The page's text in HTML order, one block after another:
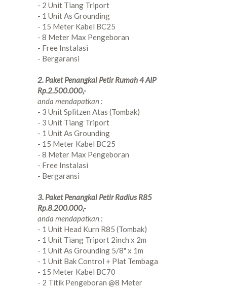
- 2 Unit Tiang Triport
- 1 Unit As Grounding
- 15 Meter Kabel BC25
- 8 Meter Max Pengeboran
- Free Instalasi
- Bergaransi
2. Paket Penangkal Petir Rumah 4 AIP
Rp.2.500.000,-
anda mendapatkan :
- 3 Unit Splitzen Atas (Tombak)
- 3 Unit Tiang Triport
- 1 Unit As Grounding
- 15 Meter Kabel BC25
- 8 Meter Max Pengeboran
- Free Instalasi
- Bergaransi
3. Paket Penangkal Petir Radius R85
Rp.8.200.000,-
anda mendapatkan :
- 1 Unit Head Kurn R85 (Tombak)
- 1 Unit Tiang Triport 2inch x 2m
- 1 Unit As Grounding 5/8" x 1m
- 1 Unit Bak Control + Plat Tembaga
- 15 Meter Kabel BC70
- 2 Titik Pengeboran @8 Meter